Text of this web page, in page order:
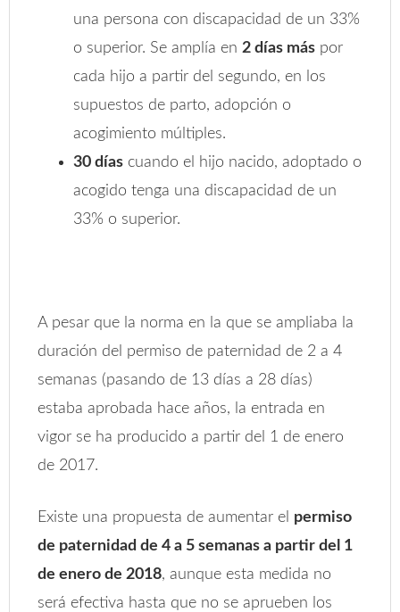
una persona con discapacidad de un 33%
o superior. Se amplía en2 días más por
cada hijo a partir del segundo, en los
supuestos de parto, adopción o
acogimiento múltiples.
30 días cuando el hijo nacido, adoptado o
acogido tenga una discapacidad de un
33% o superior.
A pesar que la norma en la que se ampliaba la
duración del permiso de paternidad de 2 a 4
semanas (pasando de 13 días a 28 días)
estaba aprobada hace años, la entrada en
vigor se ha producido a partir del 1 de enero
de 2017.
Existe una propuesta de aumentar el permiso
de paternidad de 4 a 5 semanas a partir del 1
de enero de 2018, aunque esta medida no
será efectiva hasta que no se aprueben los